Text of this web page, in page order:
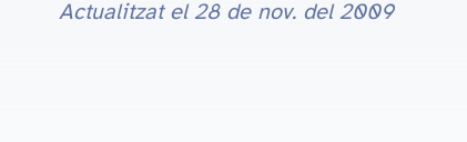
Actualitzat el28 de nov. del 2009